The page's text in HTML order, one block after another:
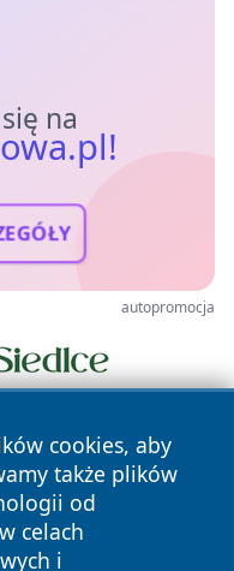
na
autopromocja
cookies, aby
także plików
od
celach
i